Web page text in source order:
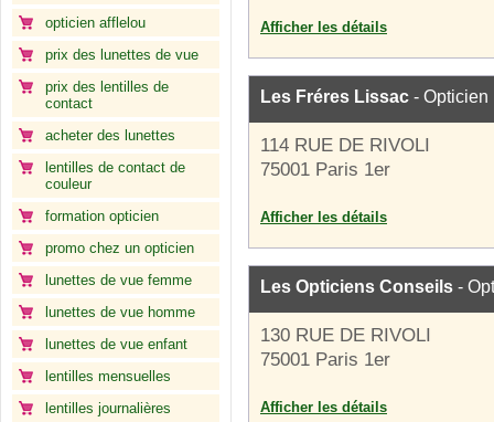
opticien afflelou
prix des lunettes de vue
prix des lentilles de
contact
acheter des lunettes
lentilles de contact de
couleur
formation opticien
promo chez un opticien
lunettes de vue femme
lunettes de vue homme
lunettes de vue enfant
lentilles mensuelles
lentilles journalières
Afficher les détails
Les Fréres Lissac - Opticien
114 RUE DE RIVOLI
75001 Paris 1er
Afficher les détails
Les Opticiens Conseils -
130 RUE DE RIVOLI
75001 Paris 1er
Afficher les détails